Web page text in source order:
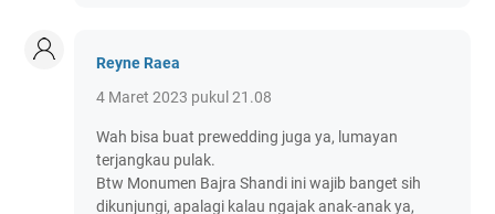
Reyne Raea
4 Maret 2023 pukul 21.08
Wah bisa buat prewedding juga ya, lumayan
terjangkau pulak.
Btw Monumen Bajra Shandi ini wajib banget sih
dikunjungi, apalagi kalau ngajak anak-anak ya,